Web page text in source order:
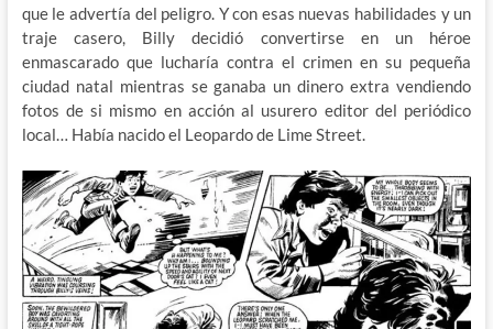
que le advertía del peligro. Y con esas nuevas habilidades y un
traje casero, Billy decidió convertirse en un héroe
enmascarado que lucharía contra el crimen en su pequeña
ciudad natal mientras se ganaba un dinero extra vendiendo
fotos de si mismo en acción al usurero editor del periódico
local… Había nacido el Leopardo de Lime Street.